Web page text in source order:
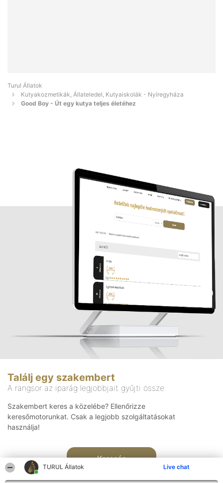
TURUL Állatok Live chat
Turul Állatok
Kutyakozmetikák, Állateledel, Kutyaiskolák - Nyíregyháza
Good Boy - Út egy kutya teljes életéhez
Találj egy szakembert
A rangsor az iparág legjobbjait gyűjti össze
Szakembert keres a közelébe? Ellenőrizze
keresőmotorunkat. Csak a legjobb szolgáltatásokat
használja!
Keresés